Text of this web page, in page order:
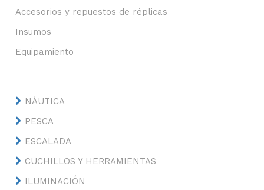
Accesorios y repuestos de réplicas
Insumos
Equipamiento
NÁUTICA
PESCA
ESCALADA
CUCHILLOS Y HERRAMIENTAS
ILUMINACIÓN